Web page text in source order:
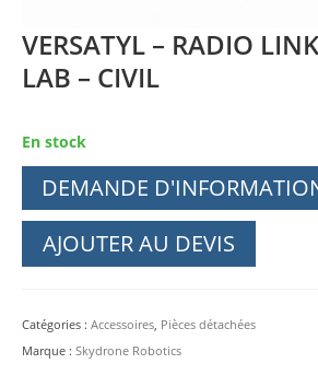
VERSATYL – RADIO
LAB – CIVIL
En stock
DEMANDE
AJOUTER AU DEVIS
Catégories : Accessoires, Pièces détachées
Marque : Skydrone Robotics